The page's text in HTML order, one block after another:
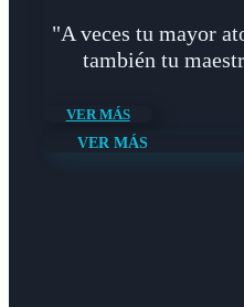
"A veces tu mayor
también tu
VER MÁS
VER MÁS